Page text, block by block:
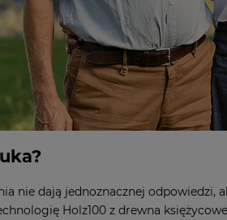
nie dają jednoznacznej
Holz100 z drewna